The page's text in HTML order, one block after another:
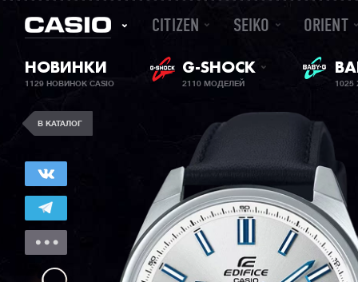
CITIZEN SEIKO ORIENT
НОВИНКИ
1129 НОВИНОК CASIO
G-SHOCK
2110 МОДЕЛЕЙ
В КАТАЛОГ